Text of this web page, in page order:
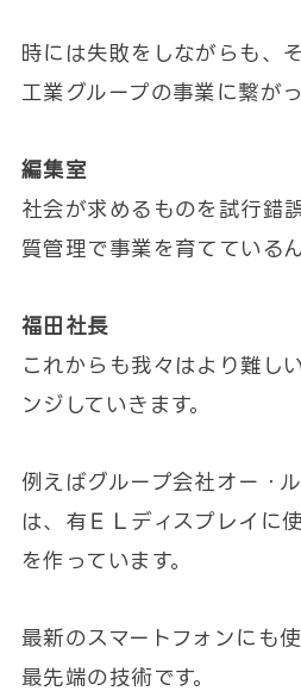
時には失敗をしながらも、
工業グループの事業に繋がっ
編集室
社会が求めるものを試行錯
質管理で事業を育てているん
福田社長
これからも我々はより難し
ンジしていきます。
例えばグループ会社オー・
は、有ＥＬディスプレイに
を作っています。
最新のスマートフォンにも
最先端の技術です。